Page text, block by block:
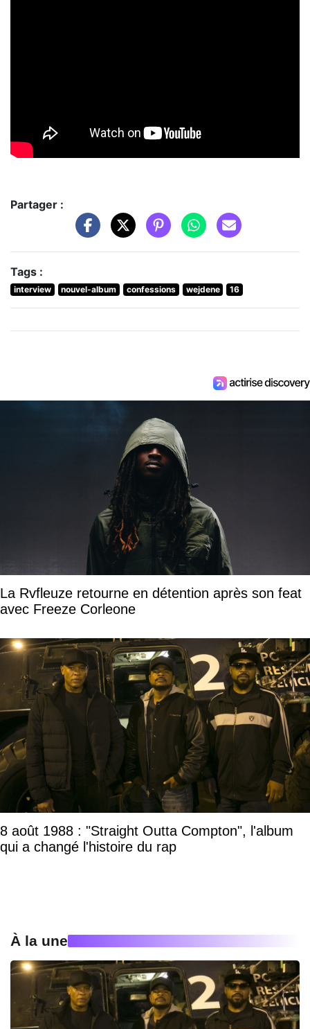
Partager :
Tags :
interview nouvel-album confessions wejdene 16
La Rvfleuze retourne en détention après son feat
avec Freeze Corleone
8 août 1988 : "Straight Outta Compton", l'album
qui a changé l'histoire du rap
À la une